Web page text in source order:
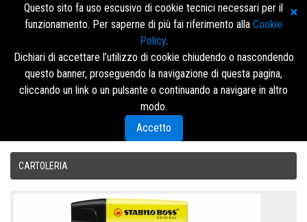
Accedi/Registrati
CARTOLERIA
Questo sito fa uso escusivo di cookie tecnici necessari per il
funzionamento. Per saperne di più fai riferimento alla Cookie
Policy.
Dichiari di accettare l’utilizzo di cookie chiudendo o nascondendo
questo banner, proseguendo la navigazione di questa pagina,
cliccando un link o un pulsante o continuando a navigare in altro
modo.
Accetto